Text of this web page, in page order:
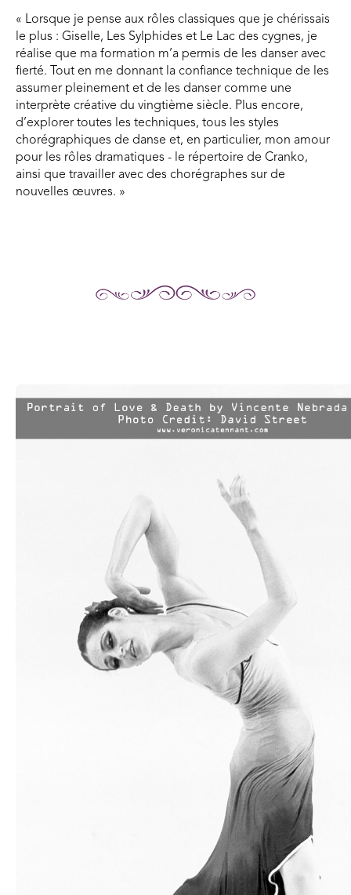
« Lorsque je pense aux rôles classiques que je chérissais
le plus : Giselle, Les Sylphides et Le Lac des cygnes, je
réalise que ma formation m’a permis de les danser avec
fierté. Tout en me donnant la confiance technique de les
assumer pleinement et de les danser comme une
interprète créative du vingtième siècle. Plus encore,
d’explorer toutes les techniques, tous les styles
chorégraphiques de danse et, en particulier, mon amour
pour les rôles dramatiques - le répertoire de Cranko,
ainsi que travailler avec des chorégraphes sur de
nouvelles œuvres. »